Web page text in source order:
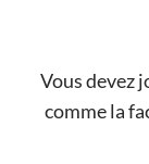
Vous devez
comme la